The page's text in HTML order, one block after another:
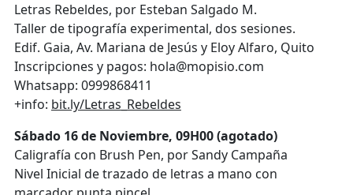
Letras Rebeldes, por Esteban Salgado M.
Taller de tipografía experimental, dos sesiones.
Edif. Gaia, Av. Mariana de Jesús y Eloy Alfaro, Quito
Inscripciones y pagos: hola@mopisio.com
Whatsapp: 0999868411
+info: bit.ly/Letras_Rebeldes
Sábado 16 de Noviembre, 09H00 (agotado)
Caligrafía con Brush Pen, por Sandy Campaña
Nivel Inicial de trazado de letras a mano con